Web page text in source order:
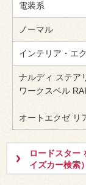
電装系
ノーマル
インテリア・エ
ナルディ ステア
ワークスベル
オートエクゼ リ
ロードスター
イズカー検索）